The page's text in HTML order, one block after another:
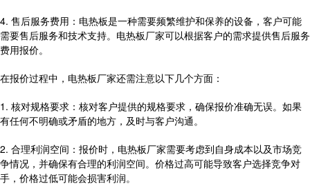
4. 售后服务费用：电热板是一种需要频繁维护和保养的设备，客户可能
需要售后服务和技术支持。电热板厂家可以根据客户的需求提供售后服务
费用报价。
在报价过程中，电热板厂家还需注意以下几个方面：
1. 核对规格要求：核对客户提供的规格要求，确保报价准确无误。如果
有任何不明确或矛盾的地方，及时与客户沟通。
2. 合理利润空间：报价时，电热板厂家需要考虑到自身成本以及市场竞
争情况，并确保有合理的利润空间。价格过高可能导致客户选择竞争对
手，价格过低可能会损害利润。